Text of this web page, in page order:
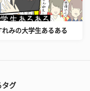
れみの大学生あるある
タグ